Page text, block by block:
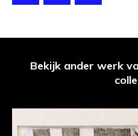
Bekijk ander werk